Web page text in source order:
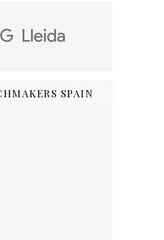
SPAIN